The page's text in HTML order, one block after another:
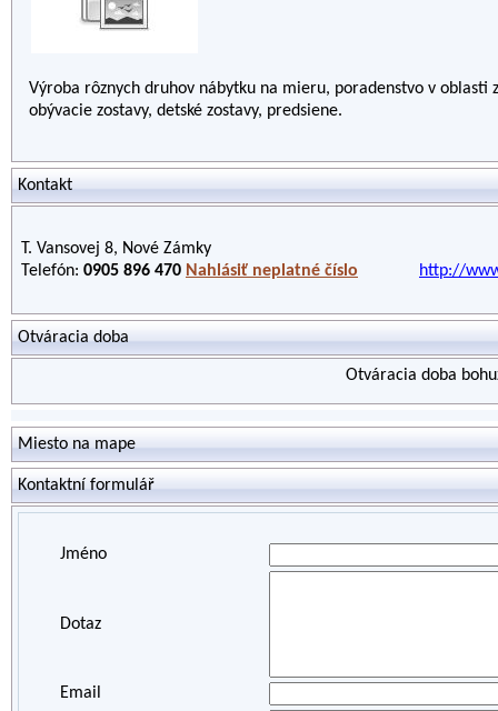
Výroba rôznych druhov nábytku na mieru, poradenstvo v
obývacie zostavy, detské zostavy, predsiene.
Kontakt
T. Vansovej 8, Nové Zámky
Telefón: 0905 896 470 Nahlásiť neplatné číslo http://
Otváracia doba
Otváracia doba
Miesto na mape
Kontaktní formulář
Jméno
Dotaz
Email